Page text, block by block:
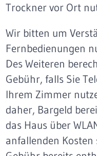
Trockner vor Ort
Wir bitten um
Fernbedienungen
Des Weiteren
Gebühr, falls Sie
Ihrem Zimmer
daher, Bargeld
das Haus über
anfallenden